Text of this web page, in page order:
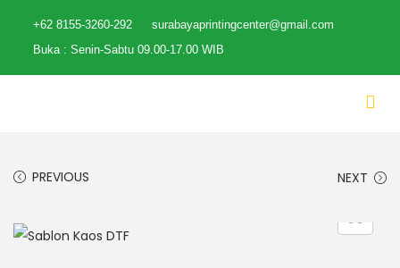
+62 8155-3260-292
surabayaprintingcenter@gmail.com
Buka : Senin-Sabtu 09.00-17.00 WIB
PREVIOUS NEXT